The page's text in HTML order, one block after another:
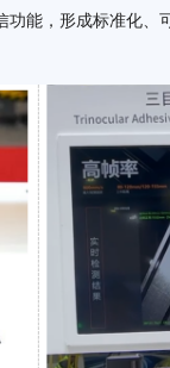
能，形成标准化、